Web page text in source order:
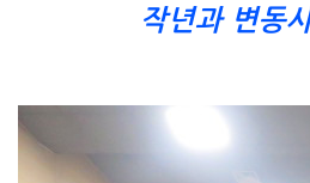
작년과 변동